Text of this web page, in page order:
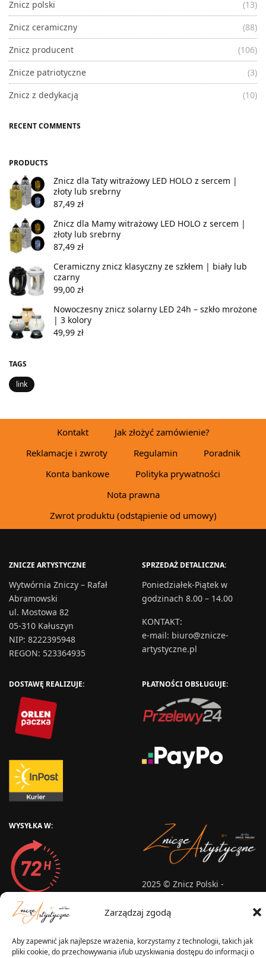
Zarządzaj zgodą
Aby zapewnić jak najlepsze wrażenia, korzystamy z technologii, takich jak
pliki cookie, do przechowywania i/lub uzyskiwania dostępu do informacji o
Znicz polski
(13)
Znicz ceramiczny
(88)
Znicz producent
(106)
Znicze patriotyczne
(3)
Znicz z dedykacją
(10)
RECENT COMMENTS
PRODUCTS
Znicz dla Taty witrażowy LED HOLO z sercem |
złoty lub srebrny
87,49 zł
Znicz dla Mamy witrażowy LED HOLO z sercem |
złoty lub srebrny
87,49 zł
Ceramiczny znicz klasyczny ze szkłem | biały lub
czarny
99,00 zł
Nowoczesny znicz solarny LED 24h – szkło mrożone
| 3 kolory
49,99 zł
TAGS
link
Kontakt
Jak złożyć zamówienie?
Reklamacje i zwroty
Regulamin
Poradnik
Konta bankowe
Polityka prywatności
Nota prawna
Zwrot produktu (odstąpienie od umowy)
ZNICZE ARTYSTYCZNE
Wytwórnia Zniczy – Rafał
Abramowski
ul. Mostowa 82
05-310 Kałuszyn
NIP: 8222395948
REGON: 523364935
SPRZEDAŻ DETALICZNA:
Poniedziałek-Piątek w
godzinach 8.00 – 14.00
KONTAKT:
e-mail: biuro@znicze-
artystyczne.pl
DOSTAWĘ REALIZUJE: PŁATNOŚCI OBSŁUGUJE:
WYSYŁKA W:
2025 © Znicz Polski -
Wszelkie prawa zastrzeżone